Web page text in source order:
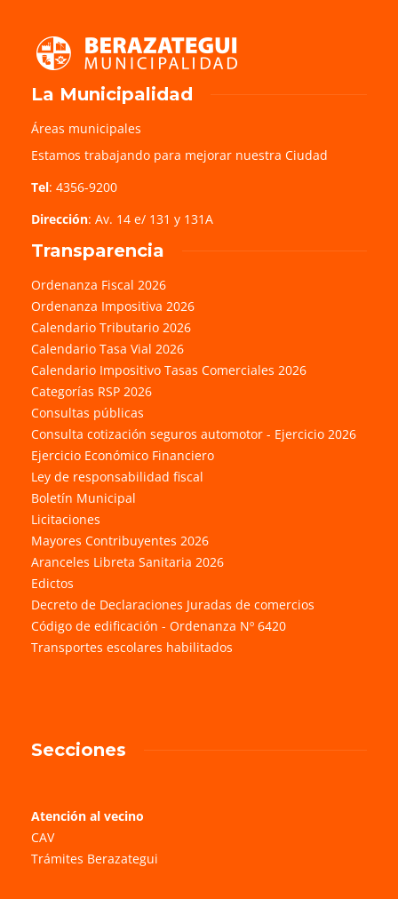
La Municipalidad
Áreas municipales
Estamos trabajando para mejorar nuestra Ciudad
Tel: 4356-9200
Dirección: Av. 14 e/ 131 y 131A
Transparencia
Ordenanza Fiscal 2026
Ordenanza Impositiva 2026
Calendario Tributario 2026
Calendario Tasa Vial 2026
Calendario Impositivo Tasas Comerciales 2026
Categorías RSP 2026
Consultas públicas
Consulta cotización seguros automotor - Ejercicio 2026
Ejercicio Económico Financiero
Ley de responsabilidad fiscal
Boletín Municipal
Licitaciones
Mayores Contribuyentes 2026
Aranceles Libreta Sanitaria 2026
Edictos
Decreto de Declaraciones Juradas de comercios
Código de edificación - Ordenanza Nº 6420
Transportes escolares habilitados
Secciones
Atención al vecino
CAV
Trámites Berazategui